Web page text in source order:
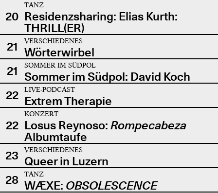
20
TANZ
Residenzsharing: Elias Kurth:
THRILL(ER)
21
VERSCHIEDENES
Wörterwirbel
21
SOMMER IM SÜDPOL
Sommer im Südpol: David Koch
22
LIVE-PODCAST
Extrem Therapie
22
KONZERT
Losus Reynoso: Rompecabeza
Albumtaufe
23
VERSCHIEDENES
Queer in Luzern
28
TANZ
WÆXE: OBSOLESCENCE